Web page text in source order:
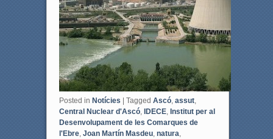
Posted in Notícies | Tagged Ascó, assut,
Central Nuclear d'Ascó, IDECE, Institut per al
Desenvolupament de les Comarques de
l'Ebre, Joan Martín Masdeu, natura